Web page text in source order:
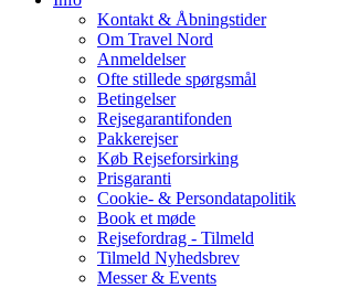
Kontakt & Åbningstider
Om Travel Nord
Anmeldelser
Ofte stillede spørgsmål
Betingelser
Rejsegarantifonden
Pakkerejser
Køb Rejseforsirking
Prisgaranti
Cookie- & Persondatapolitik
Book et møde
Rejsefordrag - Tilmeld
Tilmeld Nyhedsbrev
Messer & Events